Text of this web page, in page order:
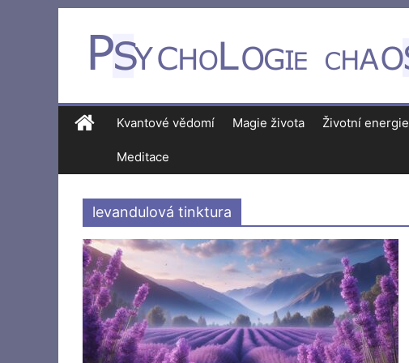
Kvantové vědomí Magie života Životní energie
Meditace
levandulová tinktura